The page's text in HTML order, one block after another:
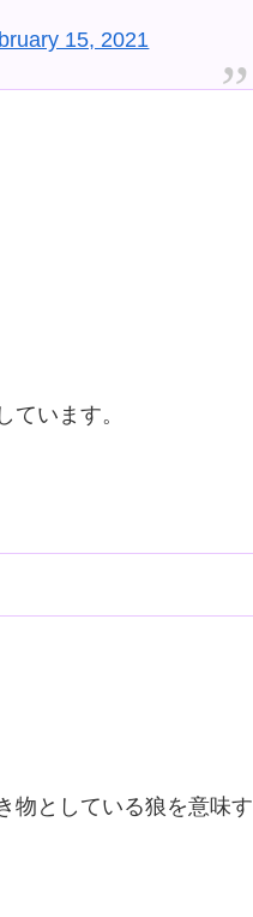
15, 2021
います。
物としている狼を意味す